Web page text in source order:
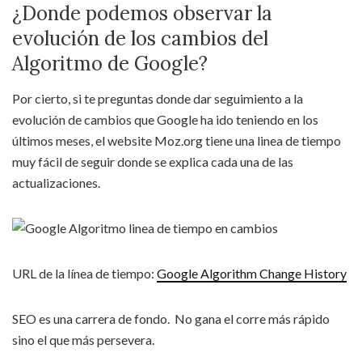
¿Donde podemos observar la
evolución de los cambios del
Algoritmo de Google?
Por cierto, si te preguntas donde dar seguimiento a la
evolución de cambios que Google ha ido teniendo en los
últimos meses, el website Moz.org tiene una linea de tiempo
muy fácil de seguir donde se explica cada una de las
actualizaciones.
URL de la línea de tiempo: Google Algorithm Change History
SEO es una carrera de fondo. No gana el corre más rápido
sino el que más persevera.